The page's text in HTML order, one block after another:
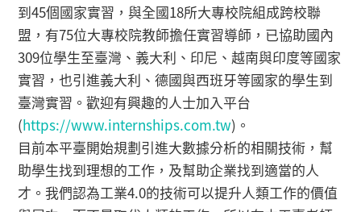
到45個國家實習，與全國18所大專校院組成跨校聯
盟，有75位大專校院教師擔任實習導師，已協助國內
309位學生至臺灣、義大利、印尼、越南與印度等國家
實習，也引進義大利、德國與西班牙等國家的學生到
臺灣實習。歡迎有興趣的人士加入平台
(https://www.internships.com.tw)。
目前本平臺開始規劃引進大數據分析的相關技術，幫
助學生找到理想的工作，及幫助企業找到適當的人
才。我們認為工業4.0的技術可以提升人類工作的價值